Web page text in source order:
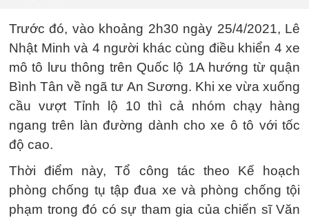
Trước đó, vào khoảng 2h30 ngày 25/4/2021, Lê
Nhật Minh và 4 người khác cùng điều khiển 4 xe
mô tô lưu thông trên Quốc lộ 1A hướng từ quận
Bình Tân về ngã tư An Sương. Khi xe vừa xuống
cầu vượt Tỉnh lộ 10 thì cả nhóm chạy hàng
ngang trên làn đường dành cho xe ô tô với tốc
độ cao.
Thời điểm này, Tổ công tác theo Kế hoạch
phòng chống tụ tập đua xe và phòng chống tội
phạm trong đó có sự tham gia của chiến sĩ Văn